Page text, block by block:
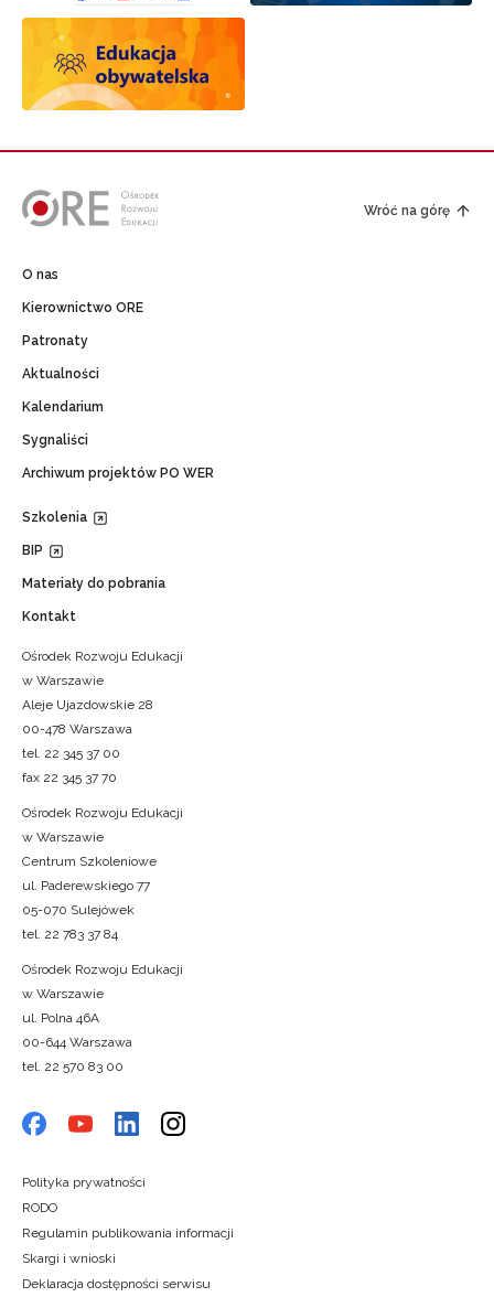
Wróć na górę
O nas
Kierownictwo ORE
Patronaty
Aktualności
Kalendarium
Sygnaliści
Archiwum projektów PO WER
Szkolenia
BIP
Materiały do pobrania
Kontakt
Ośrodek Rozwoju Edukacji
w Warszawie
Aleje Ujazdowskie 28
00-478 Warszawa
tel. 22 345 37 00
fax 22 345 37 70
Ośrodek Rozwoju Edukacji
w Warszawie
Centrum Szkoleniowe
ul. Paderewskiego 77
05-070 Sulejówek
tel. 22 783 37 84
Ośrodek Rozwoju Edukacji
w Warszawie
ul. Polna 46A
00-644 Warszawa
tel. 22 570 83 00
Polityka prywatności
RODO
Regulamin publikowania informacji
Skargi i wnioski
Deklaracja dostępności serwisu